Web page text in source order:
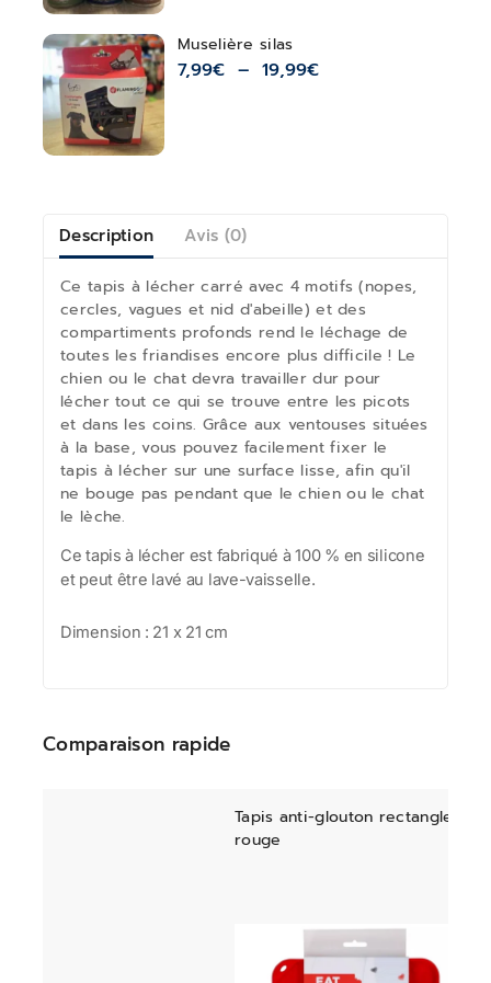
Muselière silas
7,99€ – 19,99€
Description Avis (0)
Ce tapis à lécher carré avec 4 motifs (nopes,
cercles, vagues et nid d'abeille) et des
compartiments profonds rend le léchage de
toutes les friandises encore plus difficile ! Le
chien ou le chat devra travailler dur pour
lécher tout ce qui se trouve entre les picots
et dans les coins. Grâce aux ventouses situées
à la base, vous pouvez facilement fixer le
tapis à lécher sur une surface lisse, afin qu'il
ne bouge pas pendant que le chien ou le chat
le lèche.
Ce tapis à lécher est fabriqué à 100 % en silicone
et peut être lavé au lave-vaisselle.
Dimension : 21 x 21 cm
Comparaison rapide
Tapis anti-glouton rectangle
rouge